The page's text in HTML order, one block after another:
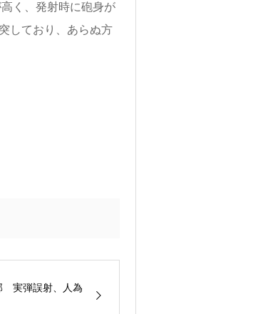
く、発射時に砲身が
しており、あらぬ方
実弾誤射、人為